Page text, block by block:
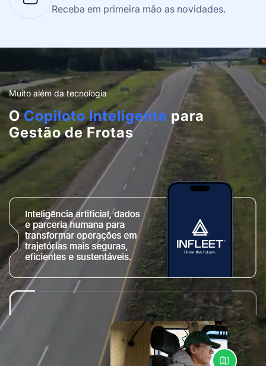
Receba em primeira mão as novidades.
Muito além da tecnologia
OCopiloto Inteligente para
Gestão de Frotas